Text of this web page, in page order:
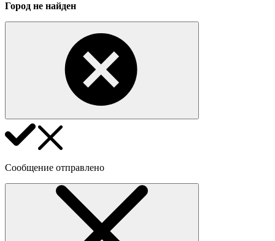
Город не найден
Сообщение отправлено